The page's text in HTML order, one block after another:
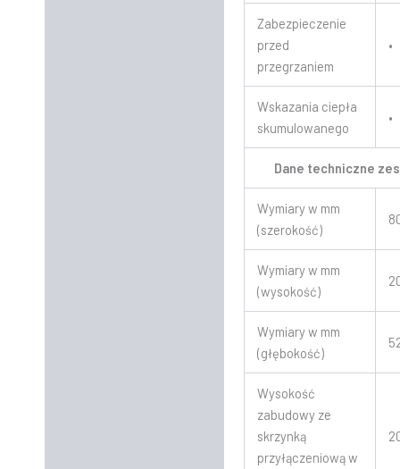
Zabezpieczenie
przed
przegrzaniem
•
Wskazania ciepła
skumulowanego
•
Dane techniczne
Wymiary w mm
(szerokość)
Wymiary w mm
(wysokość)
Wymiary w mm
(głębokość)
Wysokość
zabudowy ze
skrzynką
przyłączeniową w